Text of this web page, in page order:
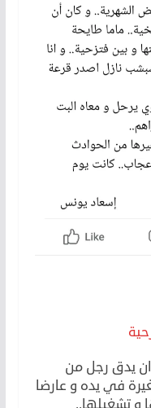
يدق رجل من
في يده و عارضا